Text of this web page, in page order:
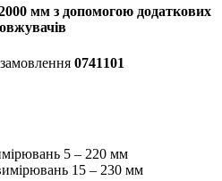
мм з допомогою додаткових
0741101
5 – 220 мм
15 – 230 мм